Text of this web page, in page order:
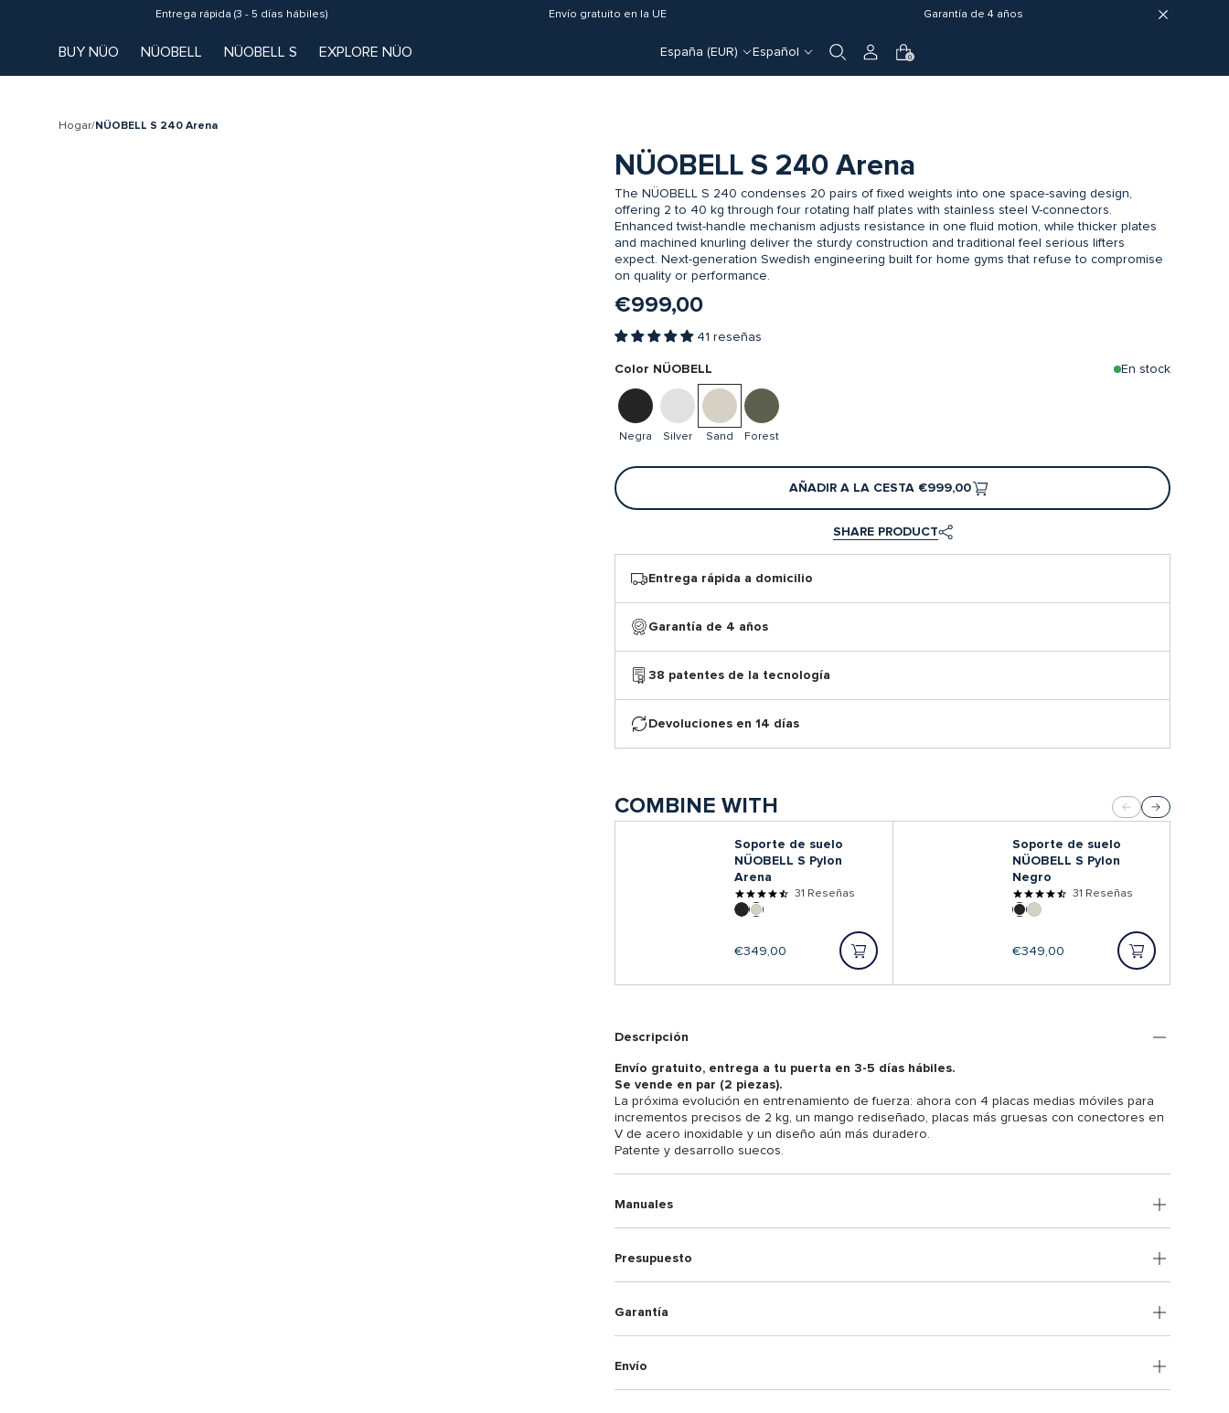
Entrega rápida (3 - 5 días hábiles) Envío gratuito en la UE Garantía de 4 años
BUY NÜO NÜOBELL NÜOBELL S EXPLORE NÜO España (EUR) Español 0
Hogar/NÜOBELL S 240 Arena
NÜOBELL S 240 Arena
The NÜOBELL S 240 condenses 20 pairs of fixed weights into one space-saving design,
offering 2 to 40 kg through four rotating half plates with stainless steel V-connectors.
Enhanced twist-handle mechanism adjusts resistance in one fluid motion, while thicker plates
and machined knurling deliver the sturdy construction and traditional feel serious lifters
expect. Next-generation Swedish engineering built for home gyms that refuse to compromise
on quality or performance.
€999,00
41 reseñas
Color NÜOBELL En stock
Negra Silver Sand Forest
AÑADIR A LA CESTA €999,00
SHARE PRODUCT
Entrega rápida a domicilio
Garantía de 4 años
38 patentes de la tecnología
Devoluciones en 14 días
COMBINE WITH
Soporte de suelo
NÜOBELL S Pylon
Arena
31 Reseñas
Precio
€349,00
Soporte de suelo
NÜOBELL S Pylon
Negro
31 Reseñas
Precio
€349,00
Descripción
Envío gratuito, entrega a tu puerta en 3-5 días hábiles.
Se vende en par (2 piezas).
La próxima evolución en entrenamiento de fuerza: ahora con 4 placas medias móviles para
incrementos precisos de 2 kg, un mango rediseñado, placas más gruesas con conectores en
V de acero inoxidable y un diseño aún más duradero.
Patente y desarrollo suecos.
Manuales
Presupuesto
Garantía
Envío